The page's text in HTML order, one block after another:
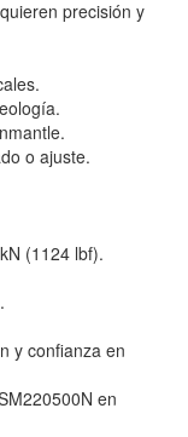
precisión y
o ajuste.
(1124 lbf).
y confianza en
en